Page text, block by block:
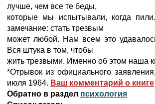
лучше, чем все те беды,
которые мы испытывали, когда
замечание: стать трезвым
может любой. Нам всем это
Вся штука в том, чтобы
жить трезвыми. Именно об этом наша
*Отрывок из официального
июля 1964. Ваш комментарий о книге
Обратно в раздел психология